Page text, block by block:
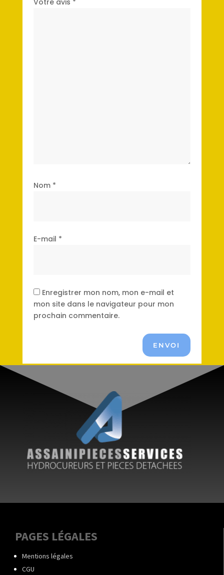
Votre avis *
Nom *
E-mail *
Enregistrer mon nom, mon e-mail et
mon site dans le navigateur pour mon
prochain commentaire.
ENVOI
PAGES LÉGALES
Mentions légales
CGU